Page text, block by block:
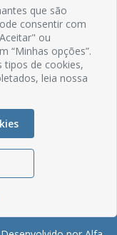
13h
que são
consentir com
ou
“Minhas opções”.
tipos de cookies,
leia nossa